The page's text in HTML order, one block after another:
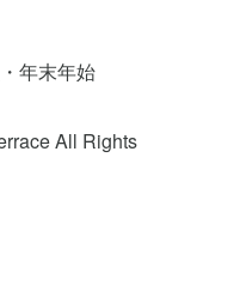
年末年始
All Rights